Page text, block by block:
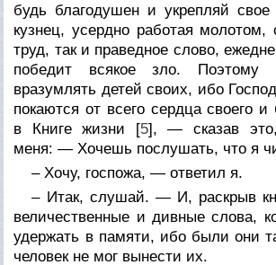
будь благодушен и укрепляй свое
кузнец, усердно работая молотом,
труд, так и праведное слово,
победит всякое зло. Поэтому
вразумлять детей своих, ибо
покаются от всего сердца своего
в Книге жизни [5], — сказав
меня: — Хочешь послушать, что я
– Хочу, госпожа, — ответил я.
– Итак, слушай. — И, раскрыв
величественные и дивные слова,
удержать в памяти, ибо были они
человек не мог вынести их.